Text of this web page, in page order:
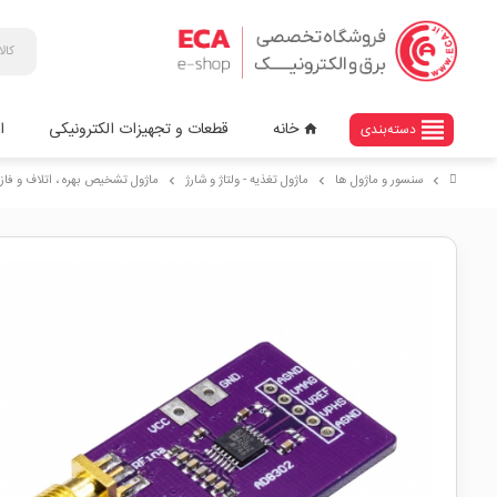
view_headline دسته‌بندی home خانه قطعات و تجهیزات الکترونیکی
chevron_right سنسور و ماژول ها chevron_right ماژول تغذیه - ولتاژ و شارژ chevron_right ماژول تشخیص بهره ، اتلاف و فاز AD8302